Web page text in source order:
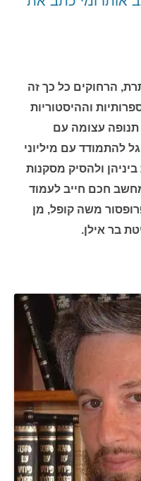
הרחוקים כל כך זה
וההיסטוריות
תנופה עצומה עם
עם מיליוני
ולהסיק מסקנות
חכם חייב לעמוד
משה קופל, מן
בר אילן.